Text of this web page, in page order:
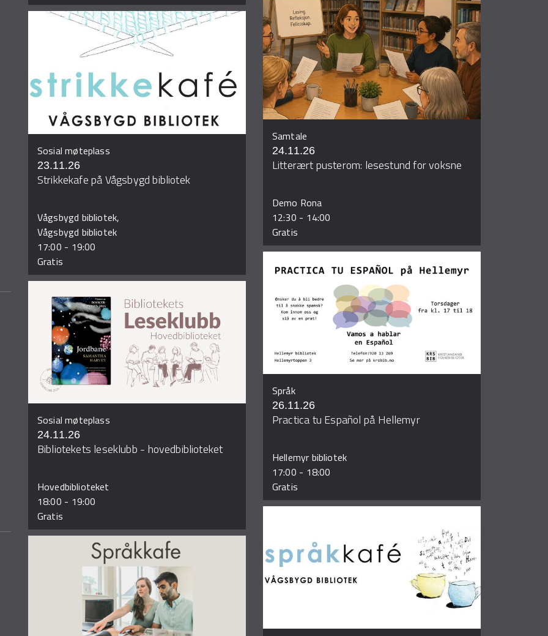
Sosial møteplass
23.11.26
Strikkekafe på Vågsbygd bibliotek
Vågsbygd bibliotek,
Vågsbygd bibliotek
17:00 - 19:00
Gratis
Samtale
24.11.26
Litterært pusterom: lesestund for voksne
Demo Rona
12:30 - 14:00
Gratis
Sosial møteplass
24.11.26
Bibliotekets leseklubb - hovedbiblioteket
Hovedbiblioteket
18:00 - 19:00
Gratis
Språk
26.11.26
Practica tu Español på Hellemyr
Hellemyr bibliotek
17:00 - 18:00
Gratis